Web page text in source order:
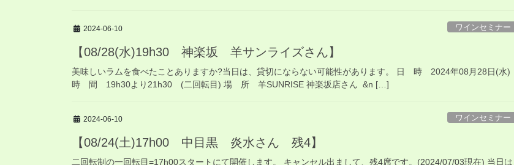
2024-06-10 ワインセミナー
【08/28(水)19h30 神楽坂 羊サンライズさん】
美味しいラムを食べたことありますか?当日は、貸切にならない可能性があります。 日 時 2024年08月28日(水)
時 間 19h30より21h30 (二回転目) 場 所 羊SUNRISE 神楽坂店さん &n […]
2024-06-10 ワインセミナー
【08/24(土)17h00 中目黒 炎水さん 残4】
二回転制の一回転目=17h00スタートにて開催します。 キャンセル出まして、残4席です。(2024/07/03現在) 当日は